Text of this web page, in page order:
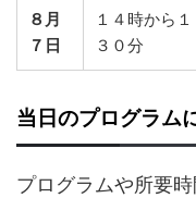
８月
７日
１４時から
３０分
当日のプログラム
プログラムや所要